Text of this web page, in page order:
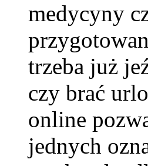
medycyny
trzeba już
czy brać
online
jednych